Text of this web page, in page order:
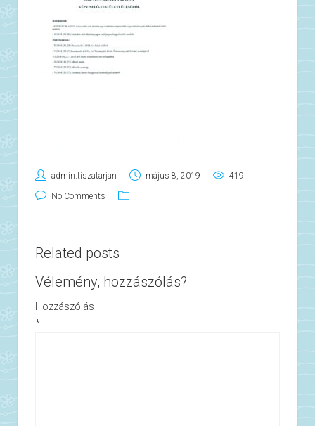
admin.tiszatarjan május 8, 2019 419
No Comments
Related posts
Vélemény, hozzászólás?
Hozzászólás
*